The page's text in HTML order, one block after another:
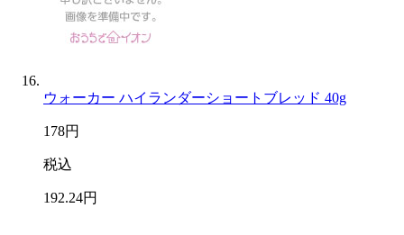
ウォーカー ハイランダーショートブレッド 40g
178円
税込
192.24円